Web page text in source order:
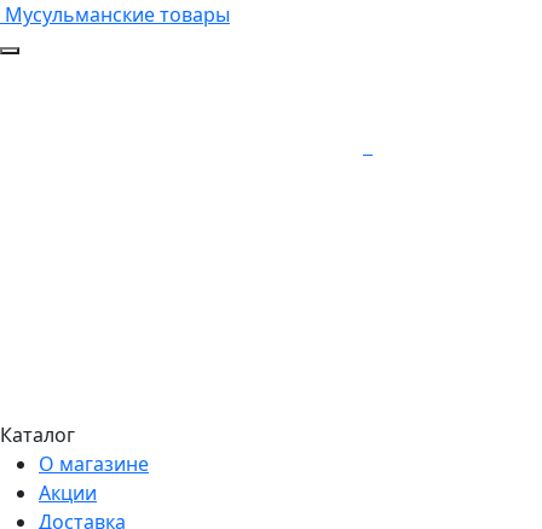
Мусульманские товары
Каталог
О магазине
Акции
Доставка